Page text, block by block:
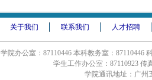
关于我们 联系我们 人才招聘
学院办公室：87110446 本科教务室：87110446
学生工作办公室：87110923 传
学院通讯地址：广州